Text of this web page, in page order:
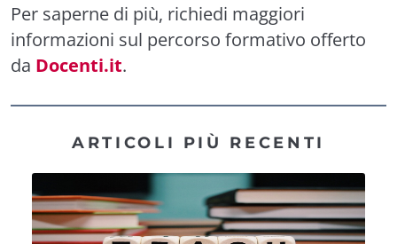
Per saperne di più, richiedi maggiori
informazioni sul percorso formativo offerto
da Docenti.it.
ARTICOLI PIÙ RECENTI